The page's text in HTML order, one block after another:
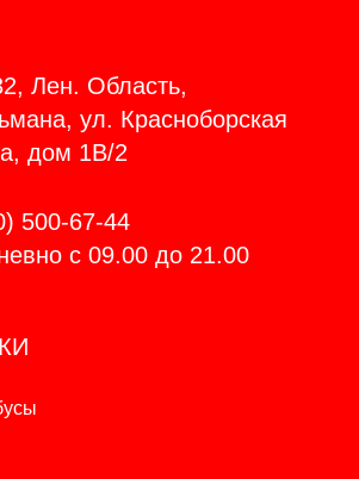
Лен. Область,
ул. Красноборская
дом 1В/2
500-67-44
с 09.00 до 21.00